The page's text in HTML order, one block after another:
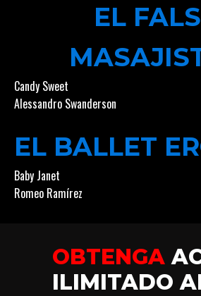
EL
Candy Sweet
Alessandro Swanderson
EL BALLET
Baby Janet
Romeo Ramírez
OBTENGA
ILIMITADO